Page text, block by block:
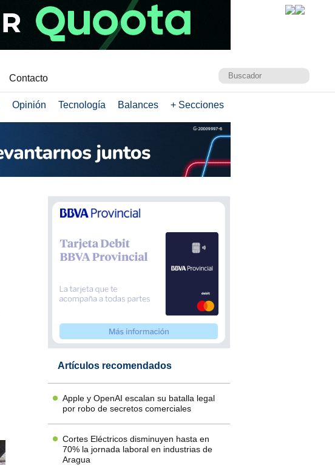
Contacto
Opinión Tecnología Balances + Secciones
Artículos recomendados
Apple y OpenAI escalan su batalla legal
por robo de secretos comerciales
Cortes Eléctricos disminuyen hasta en
70% la jornada laboral en industrias de
Aragua